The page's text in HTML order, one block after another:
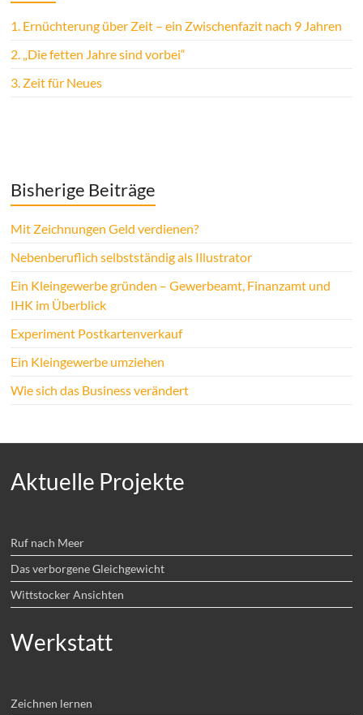
1. Ernüchterung über Zeit – ein Zwischenfazit nach 9 Jahren
2. „Die fetten Jahre sind vorbei“
3. Zeit für Neues
Bisherige Beiträge
Mit Zeichnungen Geld verdienen?
Nebenberuflich selbstständig als Illustrator
Ein Kleingewerbe gründen – Gewerbeamt, Finanzamt und
IHK im Überblick
Experiment Postkartenverkauf
Ein Kleingewerbe umziehen
Wie sich das Business verändert
Aktuelle Projekte
Ruf nach Meer
Das verborgene Gleichgewicht
Wittstocker Ansichten
Werkstatt
Zeichnen lernen